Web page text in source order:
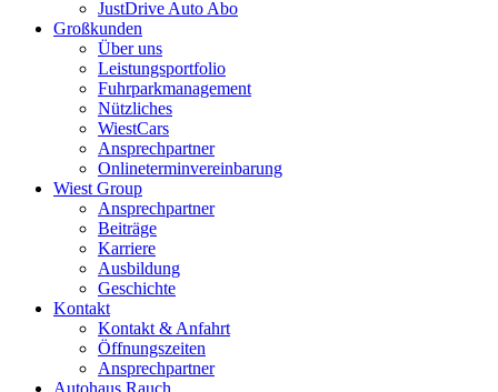
JustDrive Auto Abo
Großkunden
Über uns
Leistungsportfolio
Fuhrparkmanagement
Nützliches
WiestCars
Ansprechpartner
Onlineterminvereinbarung
Wiest Group
Ansprechpartner
Beiträge
Karriere
Ausbildung
Geschichte
Kontakt
Kontakt & Anfahrt
Öffnungszeiten
Ansprechpartner
Autohaus Rauch